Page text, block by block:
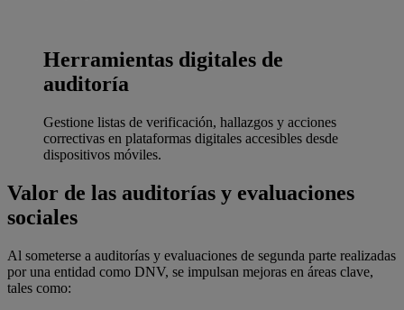
Herramientas digitales de
auditoría
Gestione listas de verificación, hallazgos y acciones
correctivas en plataformas digitales accesibles desde
dispositivos móviles.
Valor de las auditorías y evaluaciones
sociales
Al someterse a auditorías y evaluaciones de segunda parte realizadas
por una entidad como DNV, se impulsan mejoras en áreas clave,
tales como: